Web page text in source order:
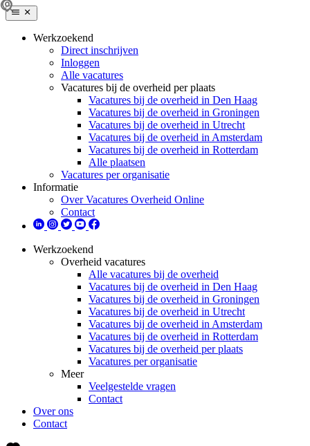
Werkzoekend
Direct inschrijven
Inloggen
Alle vacatures
Vacatures bij de overheid per plaats
Vacatures bij de overheid in Den Haag
Vacatures bij de overheid in Groningen
Vacatures bij de overheid in Utrecht
Vacatures bij de overheid in Amsterdam
Vacatures bij de overheid in Rotterdam
Alle plaatsen
Vacatures per organisatie
Informatie
Over Vacatures Overheid Online
Contact
Werkzoekend
Overheid vacatures
Alle vacatures bij de overheid
Vacatures bij de overheid in Den Haag
Vacatures bij de overheid in Groningen
Vacatures bij de overheid in Utrecht
Vacatures bij de overheid in Amsterdam
Vacatures bij de overheid in Rotterdam
Vacatures bij de overheid per plaats
Vacatures per organisatie
Meer
Veelgestelde vragen
Contact
Over ons
Contact